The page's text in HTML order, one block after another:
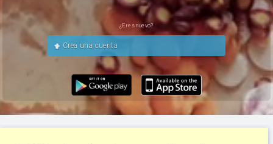
¿Eres nuevo?
Crea una cuenta